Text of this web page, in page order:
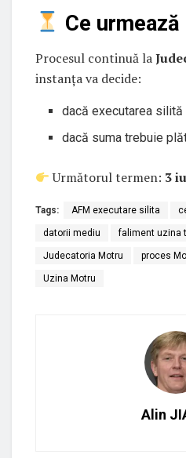
Ce urmează
Procesul continuă la
instanța va decide:
dacă executarea
dacă suma trebuie
Următorul termen: 3
Tags: AFM executare silita
datorii mediu faliment uzina
Judecatoria Motru proces
Uzina Motru
Alin